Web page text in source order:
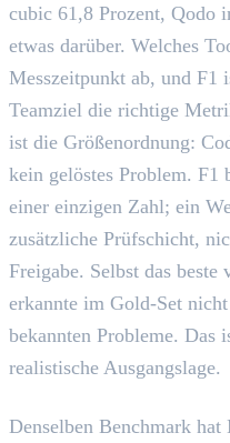
cubic 61,8 Prozent, Qodo
etwas darüber. Welches
Messzeitpunkt ab, und F1
Teamziel die richtige
ist die Größenordnung:
kein gelöstes Problem. F1
einer einzigen Zahl; ein
zusätzliche Prüfschicht,
Freigabe. Selbst das
erkannte im Gold-Set
bekannten Probleme. Das
realistische Ausgangslage.
Denselben Benchmark